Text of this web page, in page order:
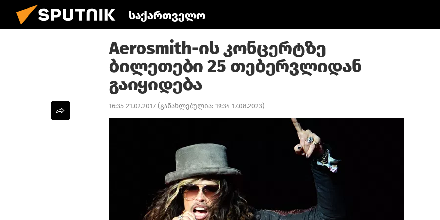
საქართველო
Aerosmith-ის კონცერტზე
ბილეთები 25 თებერვლიდან
გაიყიდება
16:35 21.02.2017 (განახლებულია: 19:34 17.08.2023)